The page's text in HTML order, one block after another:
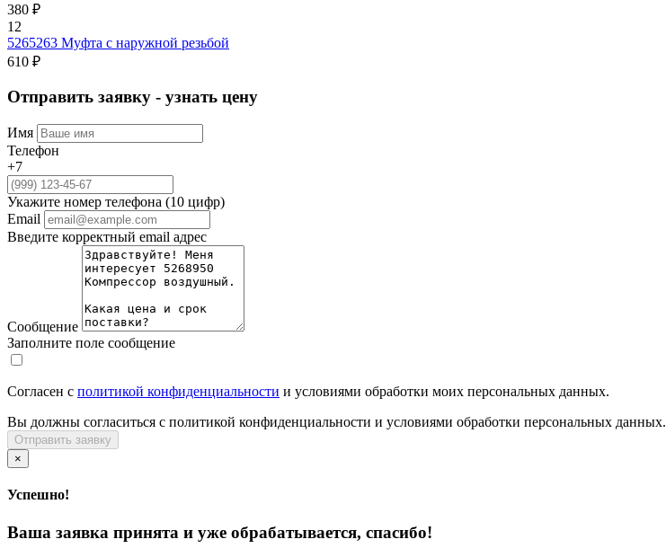
380 ₽
12
5265263 Муфта с наружной резьбой
610 ₽
Отправить заявку - узнать цену
Имя
Телефон
+7
Укажите номер телефона (10 цифр)
Email
Введите корректный email адрес
Сообщение
Заполните поле сообщение
Согласен с политикой конфиденциальности и условиями обработки моих персональных данных.
Вы должны согласиться с политикой конфиденциальности и условиями обработки персональных данных.
Отправить заявку
×
Успешно!
Ваша заявка принята и уже обрабатывается, спасибо!